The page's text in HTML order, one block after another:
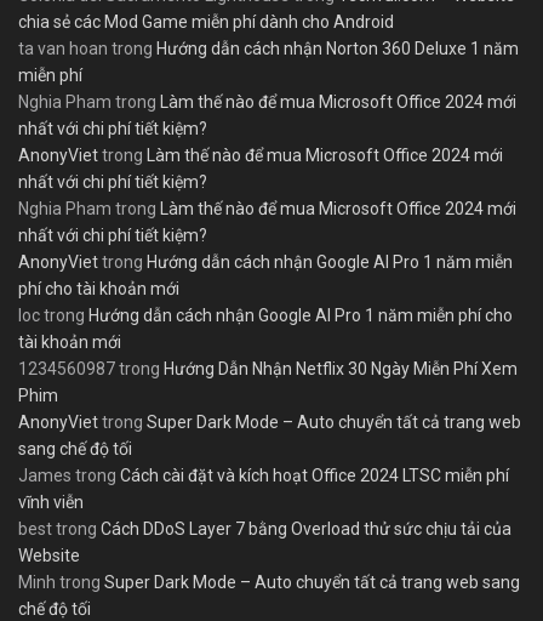
chia sẻ các Mod Game miễn phí dành cho Android
ta van hoan trong Hướng dẫn cách nhận Norton 360 Deluxe 1 năm
miễn phí
Nghia Pham trong Làm thế nào để mua Microsoft Office 2024 mới
nhất với chi phí tiết kiệm?
AnonyViettrong Làm thế nào để mua Microsoft Office 2024 mới
nhất với chi phí tiết kiệm?
Nghia Pham trong Làm thế nào để mua Microsoft Office 2024 mới
nhất với chi phí tiết kiệm?
AnonyViettrong Hướng dẫn cách nhận Google AI Pro 1 năm miễn
phí cho tài khoản mới
loctrong Hướng dẫn cách nhận Google AI Pro 1 năm miễn phí cho
tài khoản mới
1234560987trong Hướng Dẫn Nhận Netflix 30 Ngày Miễn Phí Xem
Phim
AnonyViettrong Super Dark Mode – Auto chuyển tất cả trang web
sang chế độ tối
James trong Cách cài đặt và kích hoạt Office 2024 LTSC miễn phí
vĩnh viễn
besttrong Cách DDoS Layer 7 bằng Overload thử sức chịu tải của
Website
Minh trong Super Dark Mode – Auto chuyển tất cả trang web sang
chế độ tối